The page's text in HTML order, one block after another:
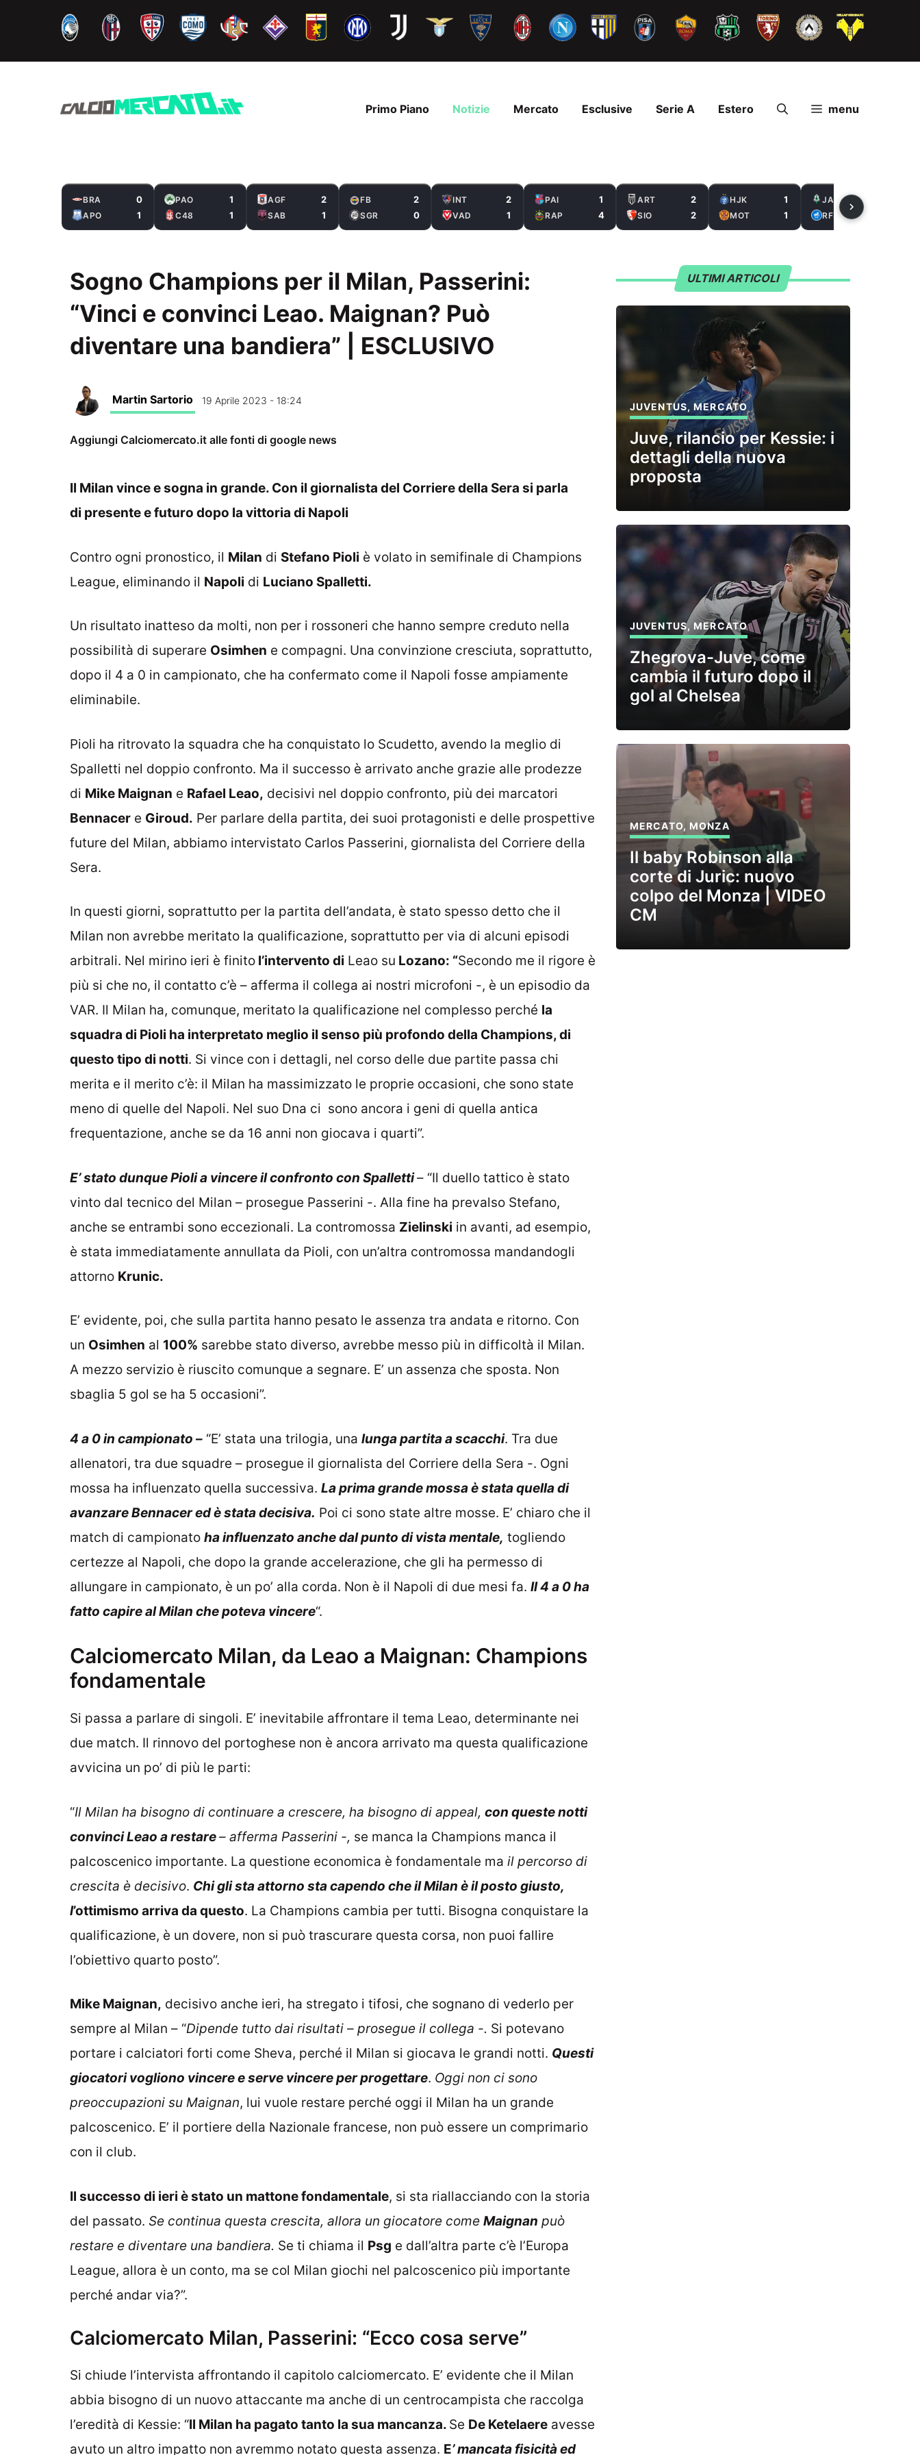
contenuto
Primo Piano Notizie Mercato Esclusive Serie A Estero menu
BRA 0
APO 1
PAO 1
C48 1
AGF 2
SAB 1
FB 2
SGR 0
INT 2
VAD 1
PAI 1
RAP 4
ART 2
SIO 2
HJK 1
MOT 1
JAB
RFS
Sogno Champions per il Milan, Passerini:
“Vinci e convinci Leao. Maignan? Può
diventare una bandiera” | ESCLUSIVO
Martin Sartorio 19 Aprile 2023 - 18:24
Aggiungi Calciomercato.it alle fonti di google news
Il Milan vince e sogna in grande. Con il giornalista del Corriere della Sera si parla
di presente e futuro dopo la vittoria di Napoli
Contro ogni pronostico, il Milan di Stefano Pioli è volato in semifinale di Champions
League, eliminando il Napoli di Luciano Spalletti.
Un risultato inatteso da molti, non per i rossoneri che hanno sempre creduto nella
possibilità di superare Osimhen e compagni. Una convinzione cresciuta, soprattutto,
dopo il 4 a 0 in campionato, che ha confermato come il Napoli fosse ampiamente
eliminabile.
Pioli ha ritrovato la squadra che ha conquistato lo Scudetto, avendo la meglio di
Spalletti nel doppio confronto. Ma il successo è arrivato anche grazie alle prodezze
di Mike Maignan e Rafael Leao, decisivi nel doppio confronto, più dei marcatori
Bennacer e Giroud. Per parlare della partita, dei suoi protagonisti e delle prospettive
future del Milan, abbiamo intervistato Carlos Passerini, giornalista del Corriere della
Sera.
In questi giorni, soprattutto per la partita dell’andata, è stato spesso detto che il
Milan non avrebbe meritato la qualificazione, soprattutto per via di alcuni episodi
arbitrali. Nel mirino ieri è finito l’intervento di Leao su Lozano: “Secondo me il rigore è
più si che no, il contatto c’è – afferma il collega ai nostri microfoni -, è un episodio da
VAR. Il Milan ha, comunque, meritato la qualificazione nel complesso perché la
squadra di Pioli ha interpretato meglio il senso più profondo della Champions, di
questo tipo di notti. Si vince con i dettagli, nel corso delle due partite passa chi
merita e il merito c’è: il Milan ha massimizzato le proprie occasioni, che sono state
meno di quelle del Napoli. Nel suo Dna ci sono ancora i geni di quella antica
frequentazione, anche se da 16 anni non giocava i quarti”.
E’ stato dunque Pioli a vincere il confronto con Spalletti– “Il duello tattico è stato
vinto dal tecnico del Milan – prosegue Passerini -. Alla fine ha prevalso Stefano,
anche se entrambi sono eccezionali. La contromossa Zielinski in avanti, ad esempio,
è stata immediatamente annullata da Pioli, con un’altra contromossa mandandogli
attorno Krunic.
E’ evidente, poi, che sulla partita hanno pesato le assenza tra andata e ritorno. Con
un Osimhen al 100% sarebbe stato diverso, avrebbe messo più in difficoltà il Milan.
A mezzo servizio è riuscito comunque a segnare. E’ un assenza che sposta. Non
sbaglia 5 gol se ha 5 occasioni”.
4 a 0 in campionato – “E’ stata una trilogia, una lunga partita a scacchi. Tra due
allenatori, tra due squadre – prosegue il giornalista del Corriere della Sera -. Ogni
mossa ha influenzato quella successiva. La prima grande mossa è stata quella di
avanzare Bennacer ed è stata decisiva. Poi ci sono state altre mosse. E’ chiaro che il
match di campionato ha influenzato anche dal punto di vista mentale, togliendo
certezze al Napoli, che dopo la grande accelerazione, che gli ha permesso di
allungare in campionato, è un po’ alla corda. Non è il Napoli di due mesi fa. Il 4 a 0 ha
fatto capire al Milan che poteva vincere“.
Calciomercato Milan, da Leao a Maignan: Champions
fondamentale
Si passa a parlare di singoli. E’ inevitabile affrontare il tema Leao, determinante nei
due match. Il rinnovo del portoghese non è ancora arrivato ma questa qualificazione
avvicina un po’ di più le parti:
“Il Milan ha bisogno di continuare a crescere, ha bisogno di appeal, con queste notti
convinci Leao a restare– afferma Passerini -, se manca la Champions manca il
palcoscenico importante. La questione economica è fondamentale ma il percorso di
crescita è decisivo. Chi gli sta attorno sta capendo che il Milan è il posto giusto,
l’ottimismo arriva da questo. La Champions cambia per tutti. Bisogna conquistare la
qualificazione, è un dovere, non si può trascurare questa corsa, non puoi fallire
l’obiettivo quarto posto”.
Mike Maignan, decisivo anche ieri, ha stregato i tifosi, che sognano di vederlo per
sempre al Milan – “Dipende tutto dai risultati – prosegue il collega -. Si potevano
portare i calciatori forti come Sheva, perché il Milan si giocava le grandi notti. Questi
giocatori vogliono vincere e serve vincere per progettare. Oggi non ci sono
preoccupazioni su Maignan, lui vuole restare perché oggi il Milan ha un grande
palcoscenico. E’ il portiere della Nazionale francese, non può essere un comprimario
con il club.
Il successo di ieri è stato un mattone fondamentale, si sta riallacciando con la storia
del passato. Se continua questa crescita, allora un giocatore come Maignan può
restare e diventare una bandiera. Se ti chiama il Psg e dall’altra parte c’è l’Europa
League, allora è un conto, ma se col Milan giochi nel palcoscenico più importante
perché andar via?”.
Calciomercato Milan, Passerini: “Ecco cosa serve”
Si chiude l’intervista affrontando il capitolo calciomercato. E’ evidente che il Milan
abbia bisogno di un nuovo attaccante ma anche di un centrocampista che raccolga
l’eredità di Kessie: “Il Milan ha pagato tanto la sua mancanza. Se De Ketelaere avesse
avuto un altro impatto non avremmo notato questa assenza. E’ mancata fisicità ed
ULTIMI ARTICOLI
JUVENTUS,MERCATO
Juve, rilancio per Kessie: i
dettagli della nuova
proposta
JUVENTUS,MERCATO
Zhegrova-Juve, come
cambia il futuro dopo il
gol al Chelsea
MERCATO, MONZA
Il baby Robinson alla
corte di Juric: nuovo
colpo del Monza | VIDEO
CM